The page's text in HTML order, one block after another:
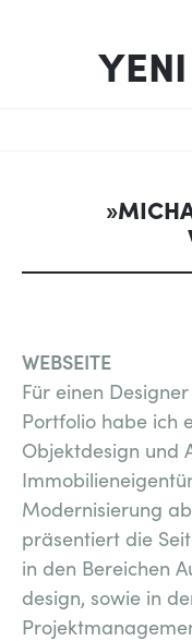
WEBSEITE
Für einen
Portfolio habe ich
Objektdesign und
Modernisierung
präsentiert die
in den Bereichen
design, sowie in